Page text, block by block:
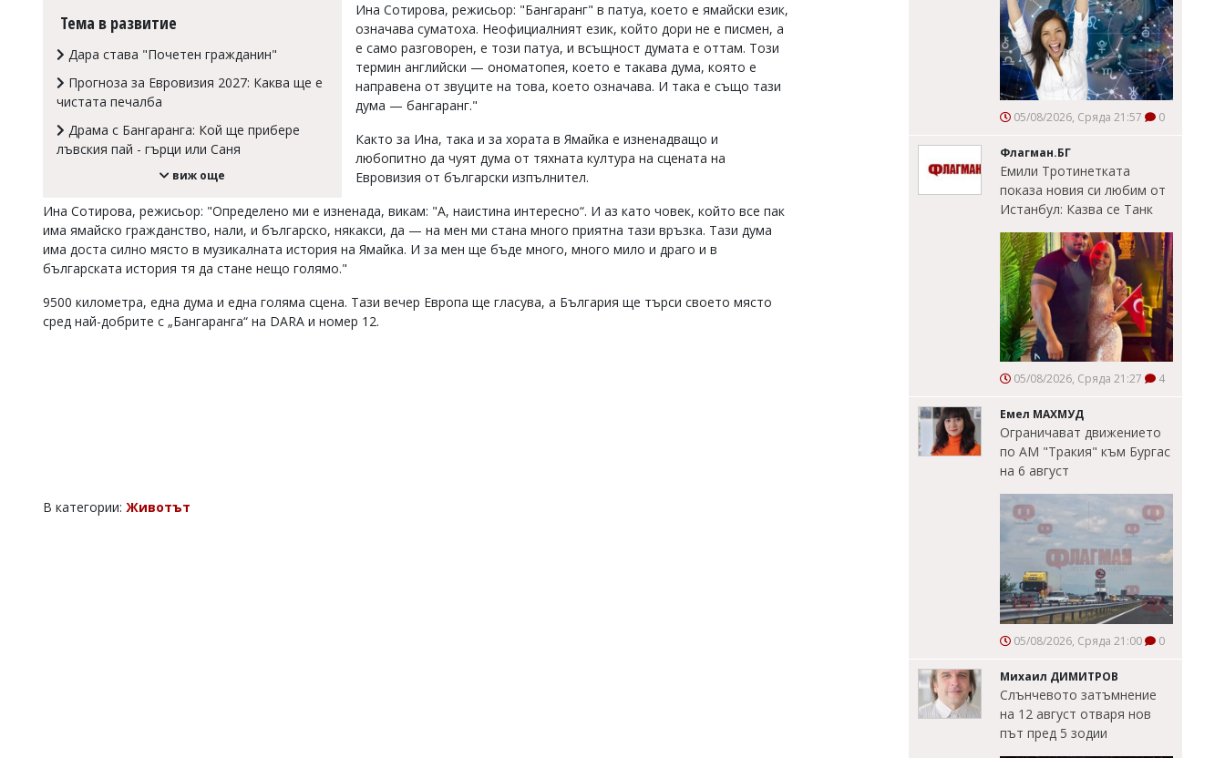
k.kassabova@flagman.bg
редактор:
office@flagman.bg
въвеждат
читателите
сигнализирайте
Тема в развитие
Дара става "Почетен гражданин"
Прогноза за Евровизия 2027: Каква ще е
чистата печалба
Драма с Бангаранга: Кой ще прибере
лъвския пай - гърци или Саня
виж още
Ина Сотирова, режисьор: "Бангаранг" в патуа, което е ямайски език,
означава суматоха. Неофициалният език, който дори не е писмен, а
е само разговорен, е този патуа, и всъщност думата е оттам. Този
термин английски — ономатопея, което е такава дума, която е
направена от звуците на това, което означава. И така е също тази
дума — бангаранг."
Както за Ина, така и за хората в Ямайка е изненадващо и
любопитно да чуят дума от тяхната култура на сцената на
Евровизия от български изпълнител.
Ина Сотирова, режисьор: "Определено ми е изненада, викам: "А, наистина интересно“. И аз като човек, който все пак
има ямайско гражданство, нали, и българско, някакси, да — на мен ми стана много приятна тази връзка. Тази дума
има доста силно място в музикалната история на Ямайка. И за мен ще бъде много, много мило и драго и в
българската история тя да стане нещо голямо."
9500 километра, една дума и една голяма сцена. Тази вечер Европа ще гласува, а България ще търси своето място
сред най-добрите с „Бангаранга“ на DARA и номер 12.
В категории: Животът
05/08/2026, Сряда 21:57 0
Флагман.БГ
Емили Тротинетката
показа новия си любим от
Истанбул: Казва се Танк
05/08/2026, Сряда 21:27 4
Емел МАХМУД
Ограничават движението
по АМ "Тракия" към Бургас
на 6 август
05/08/2026, Сряда 21:00 0
Михаил ДИМИТРОВ
Слънчевото затъмнение
на 12 август отваря нов
път пред 5 зодии